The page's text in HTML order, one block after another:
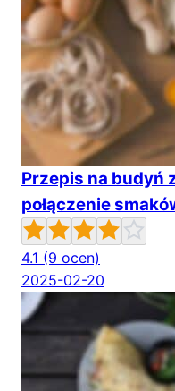
Przepis na budyń
połączenie
4.1 (9 ocen)
2025-02-20